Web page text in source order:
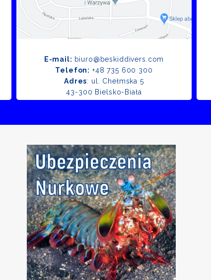
E-mail: biuro@beskiddivers.com
Telefon: +48 735 600 300
Adres: ul. Chełmska 5
43-300 Bielsko-Biała